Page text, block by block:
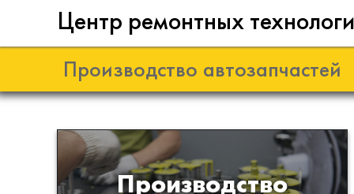
Центр ремонтных
Производство автозапчастей
Производство
Разработка и